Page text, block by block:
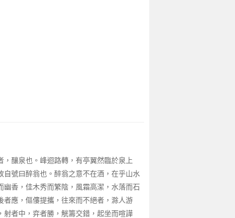
釀泉也。峰迴路轉，有亭翼然臨於泉上
號曰醉翁也。醉翁之意不在酒，在乎山水
香，佳木秀而繁陰，風霜高潔，水落而石
應，傴僂提攜，往來而不絕者，滁人游
者中，弈者勝，觥籌交錯，起坐而喧譁